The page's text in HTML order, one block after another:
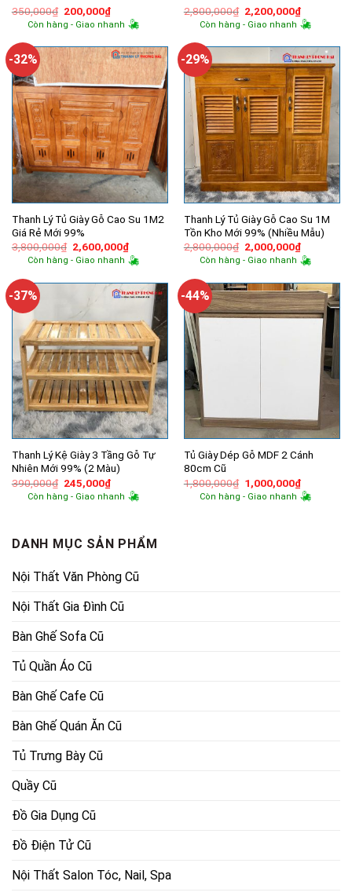
350,000₫ Giá
gốc
là:
200,000₫Giá
hiện
tại
200,000₫.
Còn hàng - Giao nhanh
2,800,000₫ Giá
gốc
là:
2,200,000₫Giá
hiện
tại
Còn hàng - Giao nhanh
-32%
Thanh Lý Tủ Giày Gỗ Cao Su 1M2
Giá Rẻ Mới 99%
3,800,000₫ Giá
gốc
là:
2,600,000₫Giá
hiện
tại
2,600,000₫.
Còn hàng - Giao nhanh
-29%
Thanh Lý Tủ Giày Gỗ Cao Su 1M
Tồn Kho Mới 99% (Nhiều Mẫu)
2,800,000₫ Giá
gốc
là:
2,000,000₫Giá
hiện
tại
Còn hàng - Giao nhanh
-37%
Thanh Lý Kệ Giày 3 Tầng Gỗ Tự
Nhiên Mới 99% (2 Màu)
390,000₫ Giá
gốc
là:
245,000₫Giá
hiện
tại
Còn hàng - Giao nhanh
-44%
Tủ Giày Dép Gỗ MDF 2 Cánh
80cm Cũ
1,800,000₫ Giá
gốc
là:
1,000,000₫Giá
hiện
tại
Còn hàng - Giao nhanh
DANH MỤC SẢN PHẨM
Nội Thất Văn Phòng Cũ
Nội Thất Gia Đình Cũ
Bàn Ghế Sofa Cũ
Tủ Quần Áo Cũ
Bàn Ghế Cafe Cũ
Bàn Ghế Quán Ăn Cũ
Tủ Trưng Bày Cũ
Quầy Cũ
Đồ Gia Dụng Cũ
Đồ Điện Tử Cũ
Nội Thất Salon Tóc, Nail, Spa